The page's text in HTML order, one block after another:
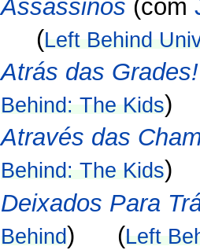
Assassinos (com
(Left Behind
Atrás das Grades!
Behind: The Kids)
Através das
Behind: The Kids)
Deixados Para
Behind) (Left